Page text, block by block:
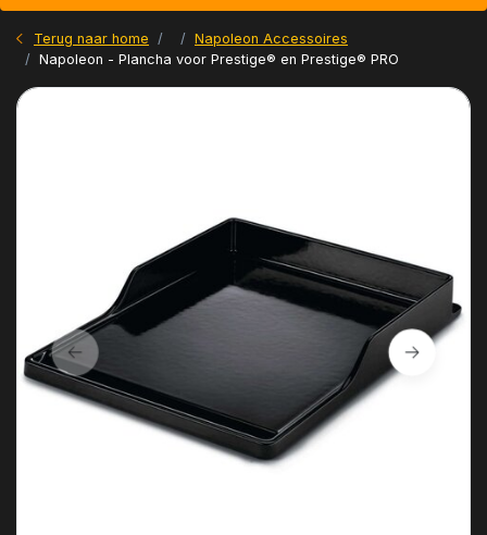
Terug naar home
Napoleon Accessoires
Napoleon - Plancha voor Prestige® en Prestige® PRO